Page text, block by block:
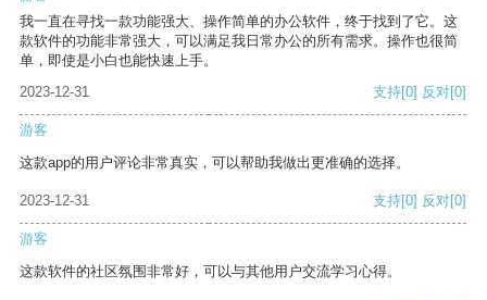
我一直在寻找一款功能强大、操作简单的办公软件，终于找到了它。这
款软件的功能非常强大，可以满足我日常办公的所有需求。操作也很简
单，即使是小白也能快速上手。
2023-12-31
支持[0] 反对[0]
游客
这款app的用户评论非常真实，可以帮助我做出更准确的选择。
2023-12-31 支持[0] 反对[0]
游客
这款软件的社区氛围非常好，可以与其他用户交流学习心得。